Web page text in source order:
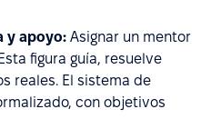
y apoyo: Asignar un mentor
figura guía, resuelve
reales. El sistema de
con objetivos